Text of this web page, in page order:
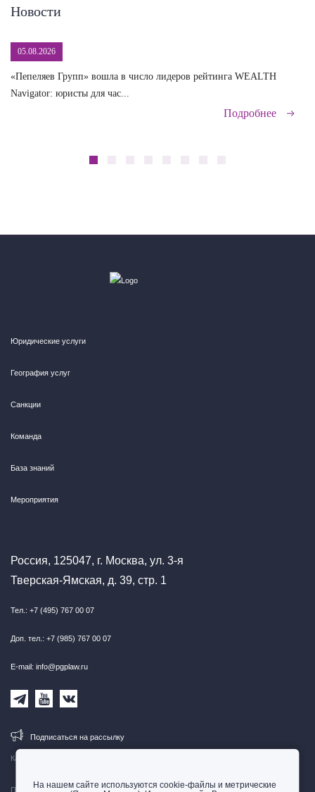
Новости
05.08.2026
«Пепеляев Групп» вошла в число лидеров рейтинга WEALTH
Navigator: юристы для час...
Подробнее
Карта сайта
Правовая информация
Юридические услуги
География услуг
Санкции
Команда
База знаний
Мероприятия
Россия, 125047, г. Москва, ул. 3-я
Тверская-Ямская, д. 39, стр. 1
Тел.: +7 (495) 767 00 07
Доп. тел.: +7 (985) 767 00 07
E-mail: info@pgplaw.ru
Подписаться на рассылку
На нашем сайте используются cookie-файлы и метрические